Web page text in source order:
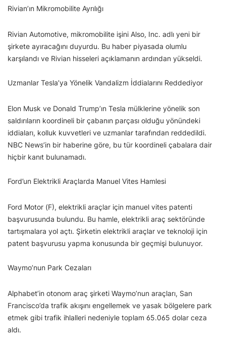
Rivian’ın Mikromobilite Ayrılığı
Rivian Automotive, mikromobilite işini Also, Inc. adlı yeni bir
şirkete ayıracağını duyurdu. Bu haber piyasada olumlu
karşılandı ve Rivian hisseleri açıklamanın ardından yükseldi.
Uzmanlar Tesla’ya Yönelik Vandalizm İddialarını Reddediyor
Elon Musk ve Donald Trump’ın Tesla mülklerine yönelik son
saldırıların koordineli bir çabanın parçası olduğu yönündeki
iddiaları, kolluk kuvvetleri ve uzmanlar tarafından reddedildi.
NBC News’in bir haberine göre, bu tür koordineli çabalara dair
hiçbir kanıt bulunamadı.
Ford’un Elektrikli Araçlarda Manuel Vites Hamlesi
Ford Motor (F), elektrikli araçlar için manuel vites patenti
başvurusunda bulundu. Bu hamle, elektrikli araç sektöründe
tartışmalara yol açtı. Şirketin elektrikli araçlar ve teknoloji için
patent başvurusu yapma konusunda bir geçmişi bulunuyor.
Waymo’nun Park Cezaları
Alphabet’in otonom araç şirketi Waymo’nun araçları, San
Francisco’da trafik akışını engellemek ve yasak bölgelere park
etmek gibi trafik ihlalleri nedeniyle toplam 65.065 dolar ceza
aldı.